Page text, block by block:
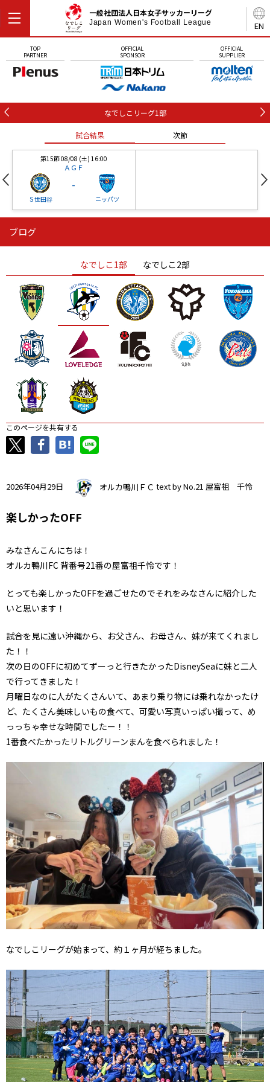
EN
一般社団法人日本女子サッカーリーグ
Japan Women's Football League
TOP
PARTNER
OFFICIAL
SPONSOR
OFFICIAL
SUPPLIER
なでしこリーグ1部
試合結果 次節
第15節 08/08 (土) 16:00
ＡＧＦ
Ｓ世田谷
-
ニッパツ
ニッパツ
ニッパツ 名古屋
石人の星
静岡 愛媛Ｌ
ブログ
なでしこ1部 なでしこ2部
このページを共有する
2026年04月29日 オルカ鴨川ＦＣ text by No.21 屋富祖 千怜
楽しかったOFF
みなさんこんにちは！
オルカ鴨川FC 背番号21番の屋富祖千怜です！
とっても楽しかったOFFを過ごせたのでそれをみなさんに紹介した
いと思います！
試合を見に遠い沖縄から、お父さん、お母さん、妹が来てくれまし
た！！
次の日のOFFに初めてずーっと行きたかったDisneySeaに妹と二人
で行ってきました！
月曜日なのに人がたくさんいて、あまり乗り物には乗れなかったけ
ど、たくさん美味しいもの食べて、可愛い写真いっぱい撮って、め
っっちゃ幸せな時間でしたー！！
1番食べたかったリトルグリーンまんを食べられました！
なでしこリーグが始まって、約１ヶ月が経ちました。